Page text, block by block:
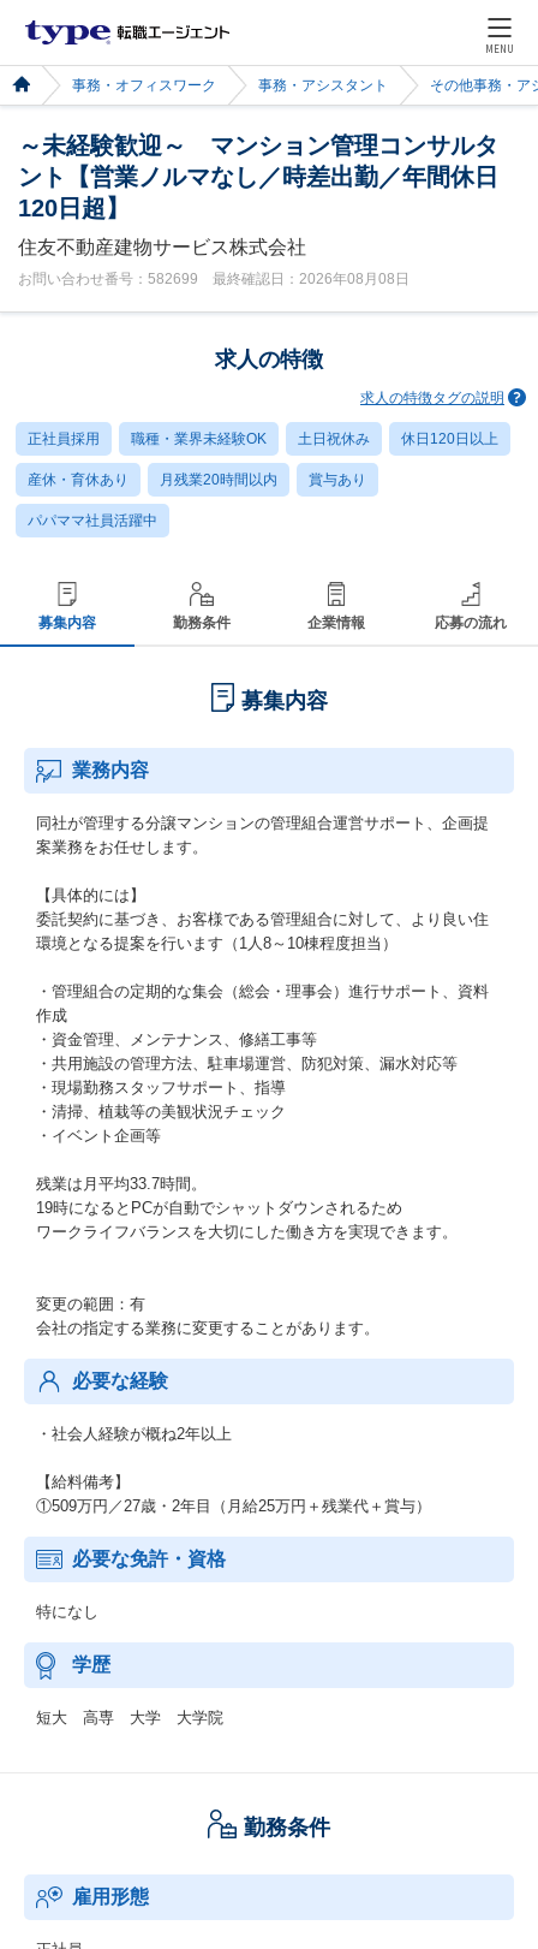
MENU
事務・オフィスワーク 事務・アシスタント その他事務・ア
～未経験歓迎～ マンション管理コンサルタ
ント【営業ノルマなし／時差出勤／年間休日
120日超】
住友不動産建物サービス株式会社
お問い合わせ番号：582699 最終確認日：2026年08月08日
求人の特徴
求人の特徴タグの説明
正社員採用 職種・業界未経験OK 土日祝休み 休日120日以上
産休・育休あり 月残業20時間以内 賞与あり
パパママ社員活躍中
募集内容 勤務条件 企業情報 応募の流れ
募集内容
業務内容
同社が管理する分譲マンションの管理組合運営サポート、企画提
案業務をお任せします。
【具体的には】
委託契約に基づき、お客様である管理組合に対して、より良い住
環境となる提案を行います（1人8～10棟程度担当）
・管理組合の定期的な集会（総会・理事会）進行サポート、資料
作成
・資金管理、メンテナンス、修繕工事等
・共用施設の管理方法、駐車場運営、防犯対策、漏水対応等
・現場勤務スタッフサポート、指導
・清掃、植栽等の美観状況チェック
・イベント企画等
残業は月平均33.7時間。
19時になるとPCが自動でシャットダウンされるため
ワークライフバランスを大切にした働き方を実現できます。
変更の範囲：有
会社の指定する業務に変更することがあります。
必要な経験
・社会人経験が概ね2年以上
【給料備考】
①509万円／27歳・2年目（月給25万円＋残業代＋賞与）
必要な免許・資格
特になし
学歴
短大 高専 大学 大学院
勤務条件
雇用形態